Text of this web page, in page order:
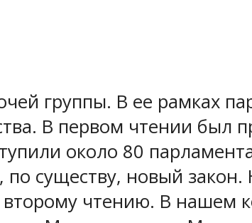
группы. В ее рамках
В первом чтении был
около 80
существу, новый закон.
второму чтению. В нашем